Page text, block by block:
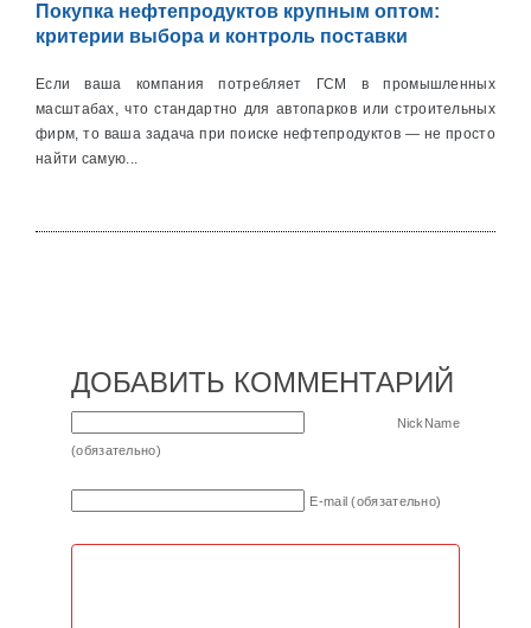
Покупка нефтепродуктов крупным оптом:
критерии выбора и контроль поставки
Если ваша компания потребляет ГСМ в промышленных
масштабах, что стандартно для автопарков или строительных
фирм, то ваша задача при поиске нефтепродуктов — не просто
найти самую...
ДОБАВИТЬ КОММЕНТАРИЙ
NickName
(обязательно)
E-mail (обязательно)